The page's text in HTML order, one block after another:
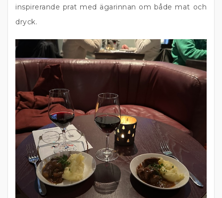
inspirerande prat med ägarinnan om både mat och
dryck.